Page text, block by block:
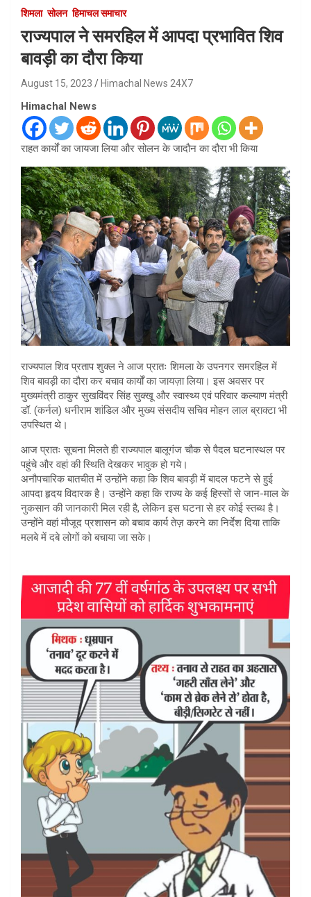
शिमला सोलन हिमाचल समाचार
राज्यपाल ने समरहिल में आपदा प्रभावित शिव
बावड़ी का दौरा किया
August 15, 2023 Himachal News 24X7
Himachal News
राहत कार्यों का जायजा लिया और सोलन के जादौन का दौरा भी किया
राज्यपाल शिव प्रताप शुक्ल ने आज प्रातः शिमला के उपनगर समरहिल में
शिव बावड़ी का दौरा कर बचाव कार्यों का जायज़ा लिया। इस अवसर पर
मुख्यमंत्री ठाकुर सुखविंदर सिंह सुक्खू और स्वास्थ्य एवं परिवार कल्याण मंत्री
डॉ. (कर्नल) धनीराम शांडिल और मुख्य संसदीय सचिव मोहन लाल ब्राक्टा भी
उपस्थित थे।
आज प्रातः सूचना मिलते ही राज्यपाल बालूगंज चौक से पैदल घटनास्थल पर
पहुंचे और वहां की स्थिति देखकर भावुक हो गये।
अनौपचारिक बातचीत में उन्होंने कहा कि शिव बावड़ी में बादल फटने से हुई
आपदा हृदय विदारक है। उन्होंने कहा कि राज्य के कई हिस्सों से जान-माल के
नुकसान की जानकारी मिल रही है, लेकिन इस घटना से हर कोई स्तब्ध है।
उन्होंने वहां मौजूद प्रशासन को बचाव कार्य तेज़ करने का निर्देश दिया ताकि
मलबे में दबे लोगों को बचाया जा सके।